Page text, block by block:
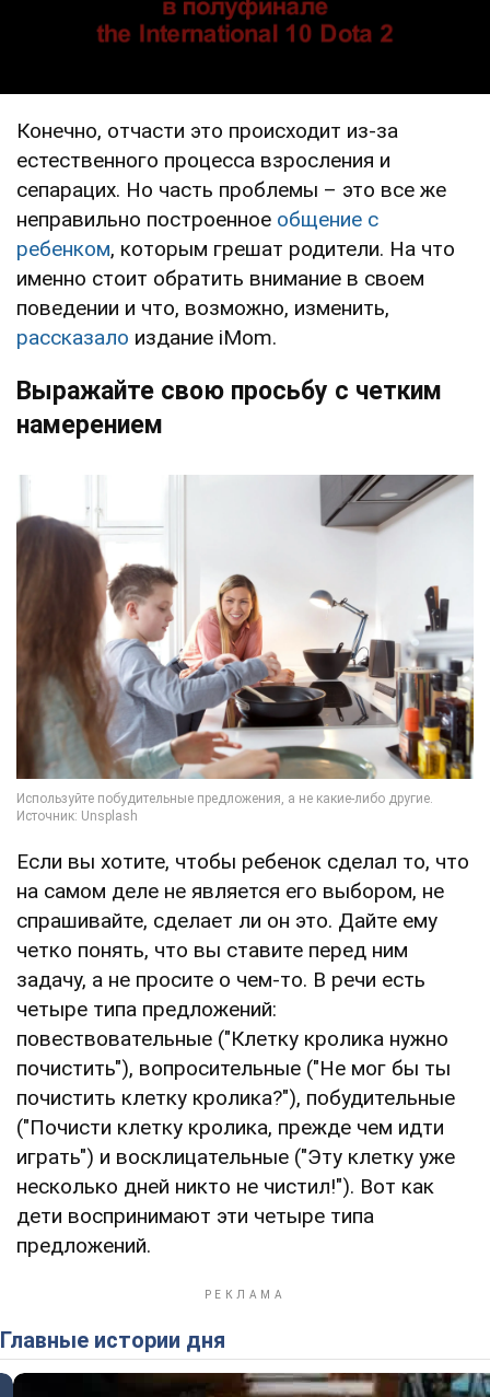
Конечно, отчасти это происходит из-за
естественного процесса взросления и
сепарацих. Но часть проблемы – это все же
неправильно построенное общение с
ребенком, которым грешат родители. На что
именно стоит обратить внимание в своем
поведении и что, возможно, изменить,
рассказало издание iMom.
Выражайте свою просьбу с четким
намерением
Если вы хотите, чтобы ребенок сделал то, что
на самом деле не является его выбором, не
спрашивайте, сделает ли он это. Дайте ему
четко понять, что вы ставите перед ним
задачу, а не просите о чем-то. В речи есть
четыре типа предложений:
повествовательные ("Клетку кролика нужно
почистить"), вопросительные ("Не мог бы ты
почистить клетку кролика?"), побудительные
("Почисти клетку кролика, прежде чем идти
играть") и восклицательные ("Эту клетку уже
несколько дней никто не чистил!"). Вот как
дети воспринимают эти четыре типа
предложений.
Главные истории дня